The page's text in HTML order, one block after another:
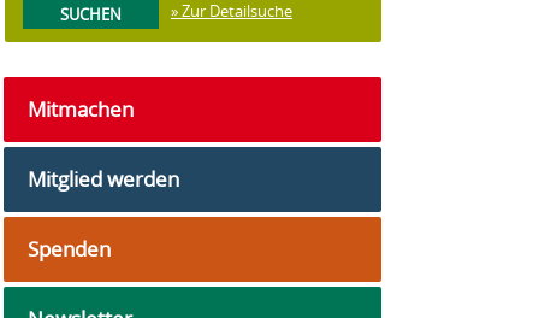
» Zur Detailsuche
Mitmachen
Mitglied werden
Spenden